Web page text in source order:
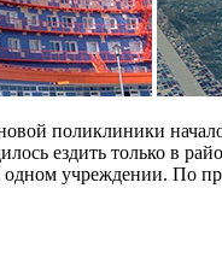
поликлиники
ездить только в
учреждении. По